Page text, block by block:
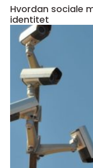
Hvordan sociale
identitet